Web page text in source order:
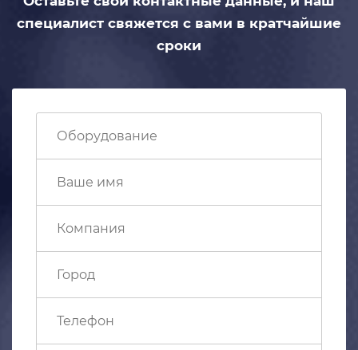
специалист свяжется с вами в кратчайшие
сроки